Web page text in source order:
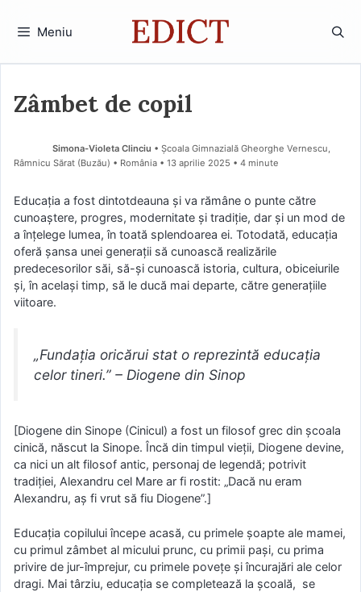
Meniu
Zâmbet de copil
Simona-Violeta Clinciu • Școala Gimnazială Gheorghe Vernescu,
Râmnicu Sărat (Buzău) • România
13 aprilie 2025 • 4 minute
Educația a fost dintotdeauna și va rămâne o punte către
cunoaștere, progres, modernitate și tradiție, dar și un mod de
a înțelege lumea, în toată splendoarea ei. Totodată, educația
oferă șansa unei generații să cunoască realizările
predecesorilor săi, să-și cunoască istoria, cultura, obiceiurile
și, în același timp, să le ducă mai departe, către generațiile
viitoare.
„Fundația oricărui stat o reprezintă educația
celor tineri.” – Diogene din Sinop
[Diogene din Sinope (Cinicul) a fost un filosof grec din școala
cinică, născut la Sinope. Încă din timpul vieții, Diogene devine,
ca nici un alt filosof antic, personaj de legendă; potrivit
tradiției, Alexandru cel Mare ar fi rostit: „Dacă nu eram
Alexandru, aș fi vrut să fiu Diogene”.]
Educația copilului începe acasă, cu primele șoapte ale mamei,
cu primul zâmbet al micului prunc, cu primii pași, cu prima
privire de jur-împrejur, cu primele povețe și încurajări ale celor
dragi. Mai târziu, educația se completează la școală, se